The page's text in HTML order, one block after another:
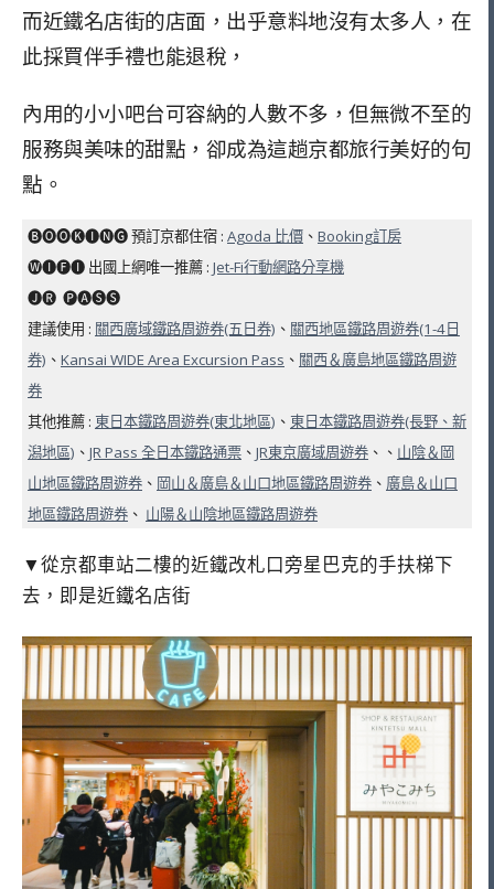
而近鐵名店街的店面，出乎意料地沒有太多人，在
此採買伴手禮也能退稅，
內用的小小吧台可容納的人數不多，但無微不至的
服務與美味的甜點，卻成為這趟京都旅行美好的句
點。
🅑🅞🅞🅚🅘🅝🅖 預訂京都住宿 : Agoda 比價 、 Booking訂房
🅦🅘🅕🅘 出國上網唯一推薦 : Jet-Fi行動網路分享機
🅙🅡 ​ 🅟🅐🅢🅢
建議使用 : 關西廣域鐵路周遊券(五日券) 、 關西地區鐵路周遊券(1-4日
券) 、 Kansai WIDE Area Excursion Pass 、 關西＆廣島地區鐵路周遊
券
其他推薦 : 東日本鐵路周遊券(東北地區) 、 東日本鐵路周遊券(長野、新
潟地區) 、 JR Pass 全日本鐵路通票 、 JR東京廣域周遊券 、、 山陰＆岡
山地區鐵路周遊券 、 岡山＆廣島＆山口地區鐵路周遊券 、 廣島＆山口
地區鐵路周遊券 、 山陽＆山陰地區鐵路周遊券
▼從京都車站二樓的近鐵改札口旁星巴克的手扶梯下
去，即是近鐵名店街